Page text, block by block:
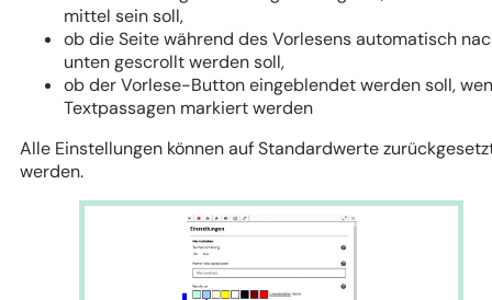
mittel sein soll,
ob die Seite während des Vorlesens automatisch
unten gescrollt werden soll,
ob der Vorlese-Button eingeblendet werden soll,
Textpassagen markiert werden
Alle Einstellungen können auf Standardwerte
werden.